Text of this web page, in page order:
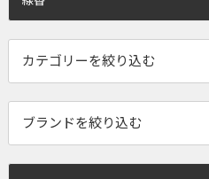
ブランドを絞り込む